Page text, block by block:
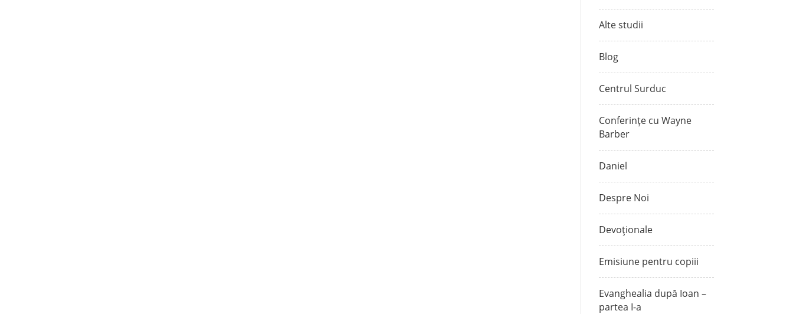
Alte studii
Blog
Centrul Surduc
Conferințe cu Wayne
Barber
Daniel
Despre Noi
Devoționale
Emisiune pentru copiii
Evanghealia după Ioan –
partea I-a